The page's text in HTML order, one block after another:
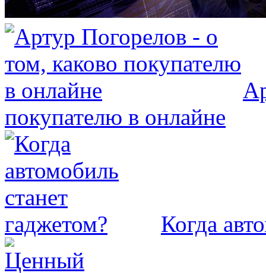
покупателю в онлайне
Когда